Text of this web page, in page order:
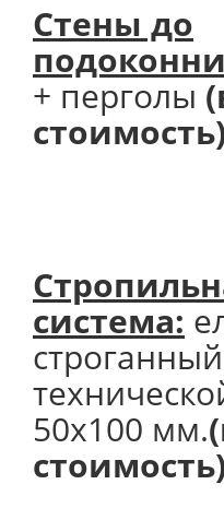
Стены до
+ перголы
система:
50х100 мм.